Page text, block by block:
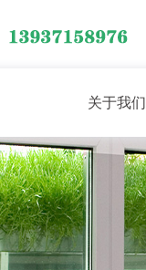
关于我们